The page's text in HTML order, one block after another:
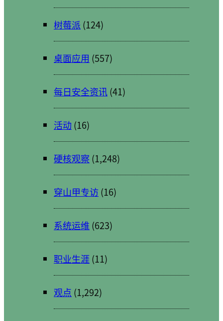
树莓派 (124)
桌面应用 (557)
每日安全资讯(41)
活动 (16)
硬核观察 (1,248)
穿山甲专访(16)
系统运维 (623)
职业生涯(11)
观点 (1,292)